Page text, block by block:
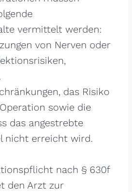
vermittelt werden:
von Nerven oder
das Risiko
sowie die
das angestrebte
nicht erreicht wird.
nach § 630f
den Arzt zur